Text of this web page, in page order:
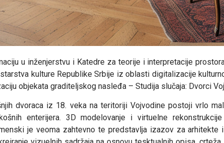
u inženjerstvu i Katedre za teorije i interpretacije
kulture Republike Srbije iz oblasti digitalizacije
objekata graditeljskog nasleđa – Studija slučaja: Dvorci
dvoraca iz 18. veka na teritoriji Vojvodine postoji vrlo
enterijera. 3D modelovanje i virtuelne
je veoma zahtevno te predstavlja izazov za